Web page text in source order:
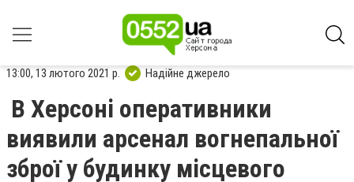
13:00, 13 лютого 2021 р. Надійне джерело
В Херсоні оперативники
виявили арсенал вогнепальної
зброї у будинку місцевого